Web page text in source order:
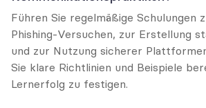
Führen Sie regelmäßige Schulungen
Phishing-Versuchen, zur Erstellung
und zur Nutzung sicherer
Sie klare Richtlinien und Beispiele
Lernerfolg zu festigen.